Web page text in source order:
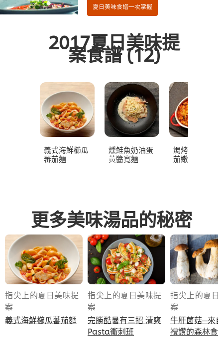
2017夏日美味提
案食譜(12)
義式海鮮櫛瓜
蕃茄麵
燻鮭魚奶油蛋
黃醬寬麵
焗烤拿坡里蕃
茄嫩雞螺旋麵
更多美味湯品的秘密
指尖上的夏日美味提
案
義式海鮮櫛瓜蕃茄麵
指尖上的夏日美味提
案
完勝酷暑有三招 清爽
Pasta衝刺班
指尖上的夏日
案
牛肝菌菇─來
禮讚的森林食